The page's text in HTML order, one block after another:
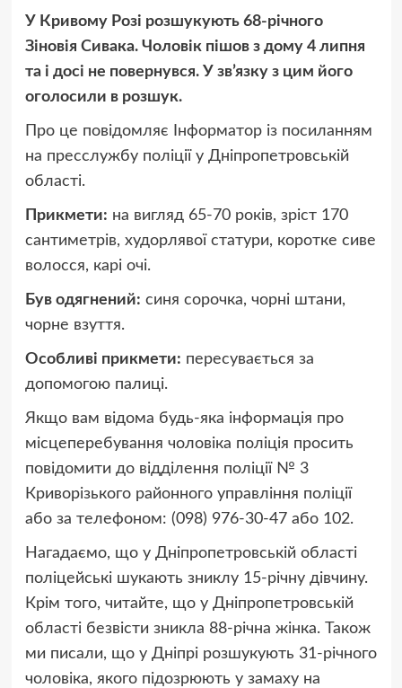
У Кривому Розі розшукують 68-річного
Зіновія Сивака. Чоловік пішов з дому 4 липня
та і досі не повернувся. У зв’язку з цим його
оголосили в розшук.
Про це повідомляє Інформатор із посиланням
на пресслужбу поліції у Дніпропетровській
області.
Прикмети: на вигляд 65-70 років, зріст 170
сантиметрів, худорлявої статури, коротке сиве
волосся, карі очі.
Був одягнений: синя сорочка, чорні штани,
чорне взуття.
Особливі прикмети: пересувається за
допомогою палиці.
Якщо вам відома будь-яка інформація про
місцеперебування чоловіка поліція просить
повідомити до відділення поліції № 3
Криворізького районного управління поліції
або за телефоном: (098) 976-30-47або 102.
Нагадаємо, що у Дніпропетровській області
поліцейські шукають зниклу 15-річну дівчину.
Крім того, читайте, що у Дніпропетровській
області безвісти зникла 88-річна жінка. Також
ми писали, що у Дніпрі розшукують 31-річного
чоловіка, якого підозрюють у замаху на